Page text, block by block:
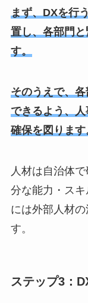
まず、DXを行
置し、各部門
す。
そのうえで、
できるよう、
確保を図ります
人材は自治体
分な能力・ス
には外部人材
す。
ステップ3：